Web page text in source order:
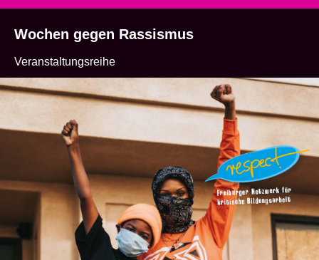
Wochen gegen Rassismus
Veranstaltungsreihe